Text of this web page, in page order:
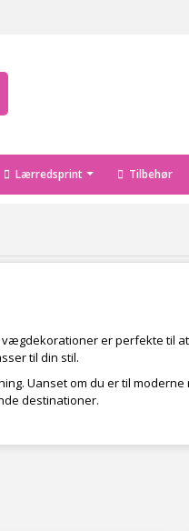
Lærredsprint Tilbehør
er perfekte til
til din stil.
Uanset om du er til
destinationer.